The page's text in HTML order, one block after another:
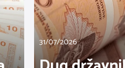
31/07/2026